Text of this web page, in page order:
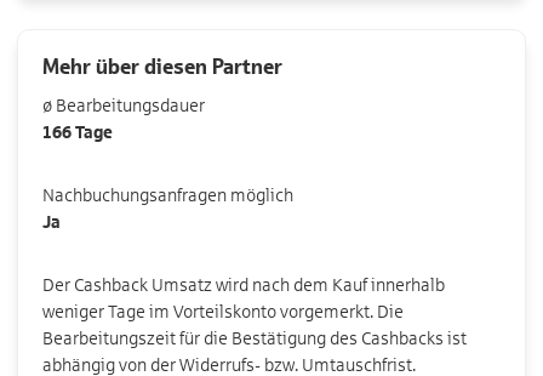
Mehr über diesen Partner
ø Bearbeitungsdauer
166 Tage
Nachbuchungsanfragen möglich
Ja
Der Cashback Umsatz wird nach dem Kauf innerhalb
weniger Tage im Vorteilskonto vorgemerkt. Die
Bearbeitungszeit für die Bestätigung des Cashbacks ist
abhängig von der Widerrufs- bzw. Umtauschfrist.